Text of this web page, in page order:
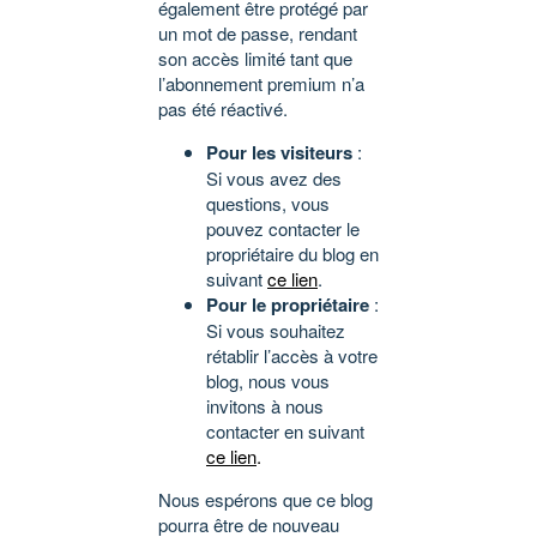
également être protégé par
un mot de passe, rendant
son accès limité tant que
l’abonnement premium n’a
pas été réactivé.
Pour les visiteurs :
Si vous avez des
questions, vous
pouvez contacter le
propriétaire du blog en
suivantce lien.
Pour le propriétaire :
Si vous souhaitez
rétablir l’accès à votre
blog, nous vous
invitons à nous
contacter en suivant
ce lien.
Nous espérons que ce blog
pourra être de nouveau